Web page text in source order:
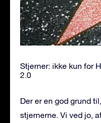
Stjerner: ikke kun for
2.0
Der er en god grund
stjernerne. Vi ved jo,